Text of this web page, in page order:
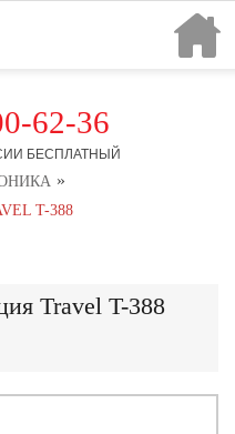
62-36
БЕСПЛАТНЫЙ
»
T-388
Travel T-388